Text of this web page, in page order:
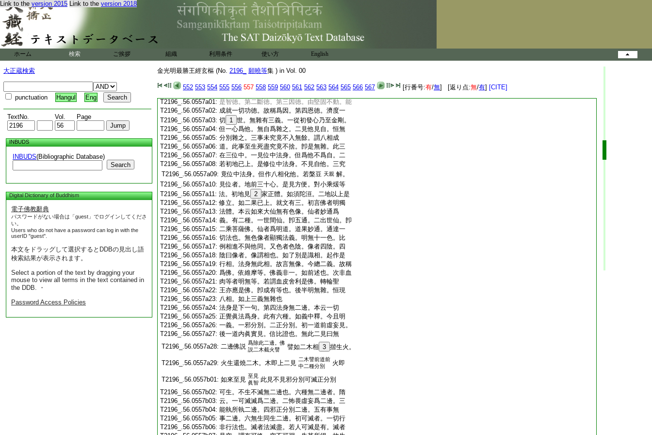
Link to the version 2015 Link to the version 2018
ホーム 検索 ご挨拶 組織 利用条件 使い方 English
大正蔵検索
punctuation Hangul Eng
TextNo. Vol. Page
INBUDS
INBUDS(Bibliographic Database)
Search
Digital Dictionary of Buddhism
電子佛教辭典
パスワードがない場合は「guest」でログインしてくださ
い。
Users who do not have a password can log in with the
userID "guest".
本文をドラッグして選択するとDDBの見出し語
検索結果が表示されます。
Select a portion of the text by dragging your
mouse to view all terms in the text contained in
the DDB. ・
Password Access Policies
金光明最勝王經玄樞 (No. 2196_ 願曉等集 ) in Vol. 00
552 553 554 555 556 557 558 559 560 561 562 563 564 565 566 567 [行番号:有/無] [返り点:無/有] [CITE]
T2196_.56.0556c21:下地共。故言獨法
T2196_.56.0556c22: 此三種獨法顯四義。一顯依處。顯者如如境。
T2196_.56.0556c23:二遠離三障。求如如可得。三旣得此理。具諸
功徳。四功徳旣具。能利益他也。無等無雜是
獨法者。無等有四義。一無畏無等。一切智故。
T2196_.56.0556c26: 於諸説中不生怖畏。二無疑無等
因圓果滿。最
勝他故。於下
T2196_.56.0556c27:
地賢聖中
不生等意 如來旣居無學之上。不復自疑我之勝
T2196_.56.0556c28: 劣。定勝他故。三堅固無等。明佛恒觀眞俗不
T2196_.56.0557a01: 是智徳。第二斷徳。第三因徳。由堅固不動。能
T2196_.56.0557a02: 成就一切功徳。故稱爲因。第四恩徳。濟度一
T2196_.56.0557a03: 切 1 世。無雜有三義。一從初發心乃至金剛。
T2196_.56.0557a04:但一心爲他。無自爲雜之。二見他見自。恒無
T2196_.56.0557a05: 分別雜之。三事未究竟不入無餘。謂八相成
T2196_.56.0557a06: 道。此事至生死盡究竟不捨。卽是無雜。此三
T2196_.56.0557a07: 在三位中。一見位中法身。但爲他不爲自。二
T2196_.56.0557a08: 若初地已上。是修位中法身。不見自他。三究
T2196_.56.0557a09: 竟位中法身。但作八相化他。若槃豆 天親 解。
T2196_.56.0557a10: 見位者。地前三十心。是見方便。對小乘煖等
T2196_.56.0557a11: 法。初地見 2 家正體。如須陀洹。二地以上是
T2196_.56.0557a12:修立。如二果已上。就文有三。初言佛者明獨
T2196_.56.0557a13: 法體。本云如來大仙無有色像。仙者妙通爲
T2196_.56.0557a14: 義。有二種。一世間仙。卽五通。二出世仙。卽
T2196_.56.0557a15: 二乘菩薩佛。仙者爲明道。道果妙通。通達一
T2196_.56.0557a16: 切法也。無色像者顯獨法義。明無十一色。比
T2196_.56.0557a17: 例相進不與他同。又色者色陰。像者四陰。四
T2196_.56.0557a18: 陰曰像者。像謂相也。如了別是識相。起作是
T2196_.56.0557a19: 行相。法身無此相。故言無像。今總二義。故稱
T2196_.56.0557a20: 爲佛。依維摩等。佛義非一。如前述也。次非血
T2196_.56.0557a21: 肉等者明無等。若謂血皮舍利是佛。轉輪聖
T2196_.56.0557a22: 王亦應是佛。卽成有等也。後半明無雜。恒現
T2196_.56.0557a23: 八相。如上三義無雜也
T2196_.56.0557a24: 法身是下一句。第四法身無二邊。本云一切
T2196_.56.0557a25: 正覺眞法爲身。此有六種。如義中釋。今且明
T2196_.56.0557a26: 一義。一邪分別。二正分別。初一道前虛妄見。
T2196_.56.0557a27: 後一道内眞實見。信比證也。無此二見曰無
T2196_.56.0557a28: 二邊佛説 爲除此二邊。佛
説二木截火譬
譬如二木相 3 揩生火。
T2196_.56.0557a29: 火生還燒二木。木即上二見 二木譬前道前
中二種分別
火即
T2196_.56.0557b01: 如來至見 至見
眞智 此見不見邪分別可滅正分別
T2196_.56.0557b02: 可生。不生不滅無二邊也。六種無二邊者。隋
T2196_.56.0557b03: 云。一可滅滅爲二邊。二怖畏虛妄爲二邊。三
T2196_.56.0557b04: 能執所執二邊。四邪正分別二邊。五有事無
T2196_.56.0557b05: 事二邊。六無生同生二邊。初可滅者。一切行
T2196_.56.0557b06: 非行法也。滅者法滅盡。若人可滅是有。滅者